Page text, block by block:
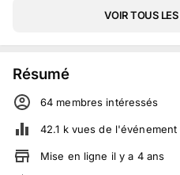
VOIR TOUS
Résumé
64 membres intéressés
42.1 kvues de l'événement
Mise en ligne il y a 4 ans